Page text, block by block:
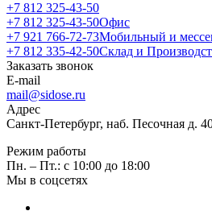
+7 812 325-43-50
+7 812 325-43-50Офис
+7 921 766-72-73Мобильный и
+7 812 335-42-50Склад и
Заказать звонок
E-mail
mail@sidose.ru
Адрес
Санкт-Петербург, наб. Песочная д.
Режим работы
Пн. – Пт.: с 10:00 до 18:00
Мы в соцсетях